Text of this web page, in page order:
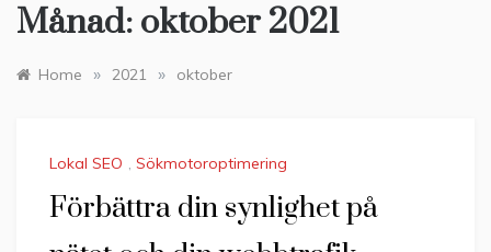
Månad: oktober 2021
Home » 2021 » oktober
Lokal SEO , Sökmotoroptimering
Förbättra din synlighet på